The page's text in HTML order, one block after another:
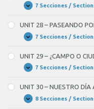
ESTUDIOS
Y
RECUERDOS
Expandir
UNIT
–
EL
ASPECTO
DE
GENTE
7 Secciones /
UNIT 28 – PASEANDO
Expandir
UNIT
–
PASEANDO
POR
MADRID
7 Secciones /
UNIT 29 – ¿CAMPO O
Expandir
UNIT
–
¿CAMPO
O
CIUDAD?
7 Secciones /
UNIT 30 – NUESTRO DÍA
Expandir
UNIT8 Secciones /